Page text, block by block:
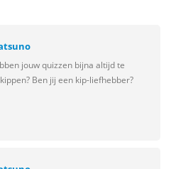
jouw quizzen bijna altijd te
Ben jij een kip-liefhebber?